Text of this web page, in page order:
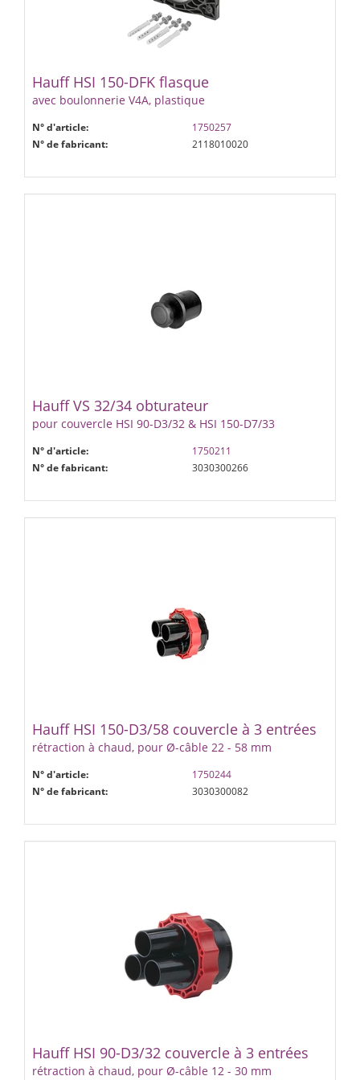
Hauff HSI 150-DFK flasque
avec boulonnerie V4A, plastique
N° d'article:
1750257
N° de fabricant:
2118010020
Hauff VS 32/34 obturateur
pour couvercle HSI 90-D3/32 & HSI 150-D7/33
N° d'article:
1750211
N° de fabricant:
3030300266
Hauff HSI 150-D3/58 couvercle à 3 entrées
rétraction à chaud, pour Ø-câble 22 - 58 mm
N° d'article:
1750244
N° de fabricant:
3030300082
Hauff HSI 90-D3/32 couvercle à 3 entrées
rétraction à chaud, pour Ø-câble 12 - 30 mm